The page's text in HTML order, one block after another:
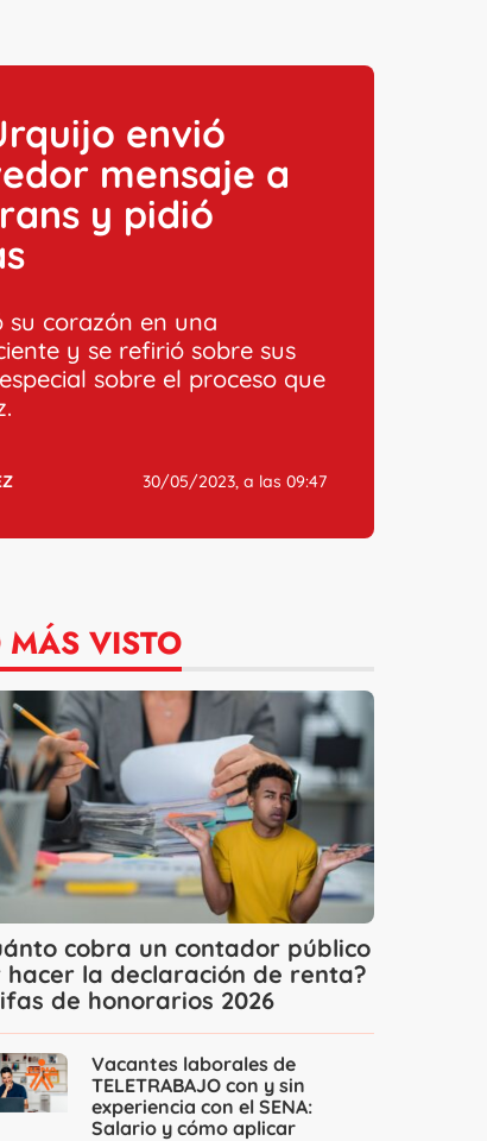
envió
mensaje a
y pidió
su corazón en una
y se refirió sobre sus
sobre el proceso que
30/05/2023, a las 09:47
MÁS VISTO
cobra un contador público
hacer la declaración de renta?
de honorarios 2026
Vacantes laborales de
TELETRABAJO con y sin
experiencia con el SENA:
Salario y cómo aplicar